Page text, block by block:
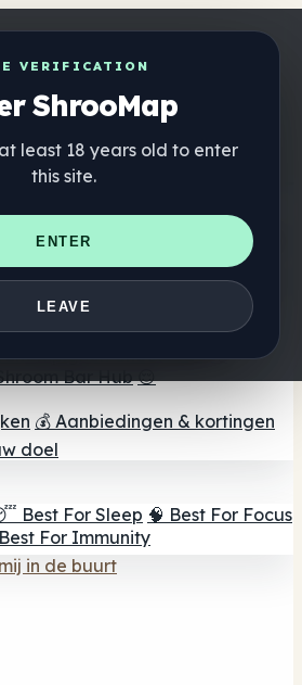
VERIFICATION
ShrooMap
least 18 years old to enter
this site.
ENTER
LEAVE
— one tap away
Zoek een headshop
🔮 Smartshop
💊 Paddenstoel Capsules
🫙 Paddenstoel poeders ☕
Champignon Chocolade 💨
Bar Hub😌
💰 Aanbiedingen & kortingen
doel
Best For Sleep 🧠 Best For Focus
For Immunity
in de buurt